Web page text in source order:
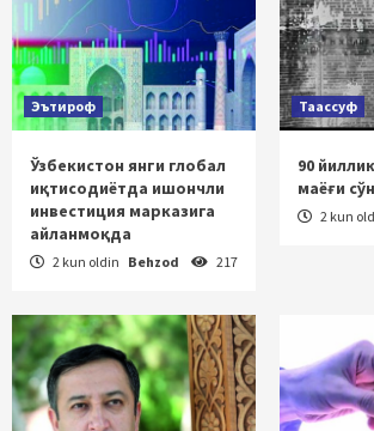
Эътироф
Ўзбекистон янги глобал
иқтисодиётда ишончли
инвестиция марказига
айланмоқда
2 kun oldin Behzod 217
Таассуф
90
маёғи
2 kun